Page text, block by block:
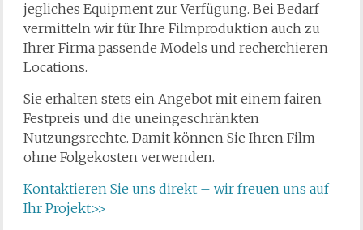
jegliches Equipment zur Verfügung. Bei Bedarf
vermitteln wir für Ihre Filmproduktion auch zu
Ihrer Firma passende Models und recherchieren
Locations.
Sie erhalten stets ein Angebot mit einem fairen
Festpreis und die uneingeschränkten
Nutzungsrechte. Damit können Sie Ihren Film
ohne Folgekosten verwenden.
Kontaktieren Sie uns direkt – wir freuen uns auf
Ihr Projekt>>